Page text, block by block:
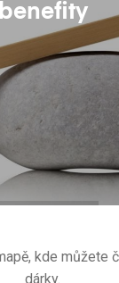
benefity
kde můžete
dárky.